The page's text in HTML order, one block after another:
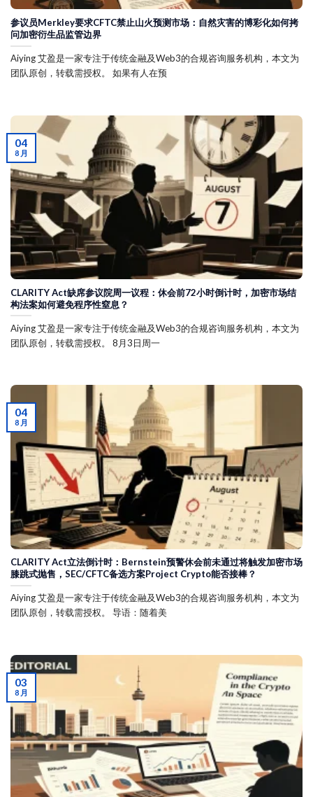
参议员Merkley要求CFTC禁止山火预测市场：自然灾害的博彩化如何拷
问加密衍生品监管边界
Aiying 艾盈是一家专注于传统金融及Web3的合规咨询服务机构，本文为
团队原创，转载需授权。 如果有人在预
CLARITY Act缺席参议院周一议程：休会前72小时倒计时，加密市场结
构法案如何避免程序性窒息？
Aiying 艾盈是一家专注于传统金融及Web3的合规咨询服务机构，本文为
团队原创，转载需授权。 8月3日周一
04
8 月
CLARITY Act立法倒计时：Bernstein预警休会前未通过将触发加密市场
膝跳式抛售，SEC/CFTC备选方案Project Crypto能否接棒？
Aiying 艾盈是一家专注于传统金融及Web3的合规咨询服务机构，本文为
团队原创，转载需授权。 导语：随着美
04
8 月
03
8 月